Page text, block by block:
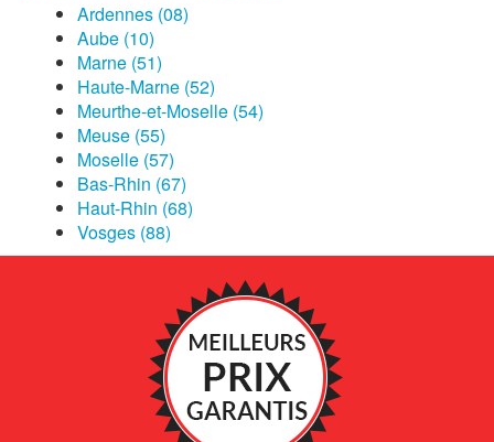
Ardennes (08)
Aube (10)
Marne (51)
Haute-Marne (52)
Meurthe-et-Moselle (54)
Meuse (55)
Moselle (57)
Bas-Rhin (67)
Haut-Rhin (68)
Vosges (88)